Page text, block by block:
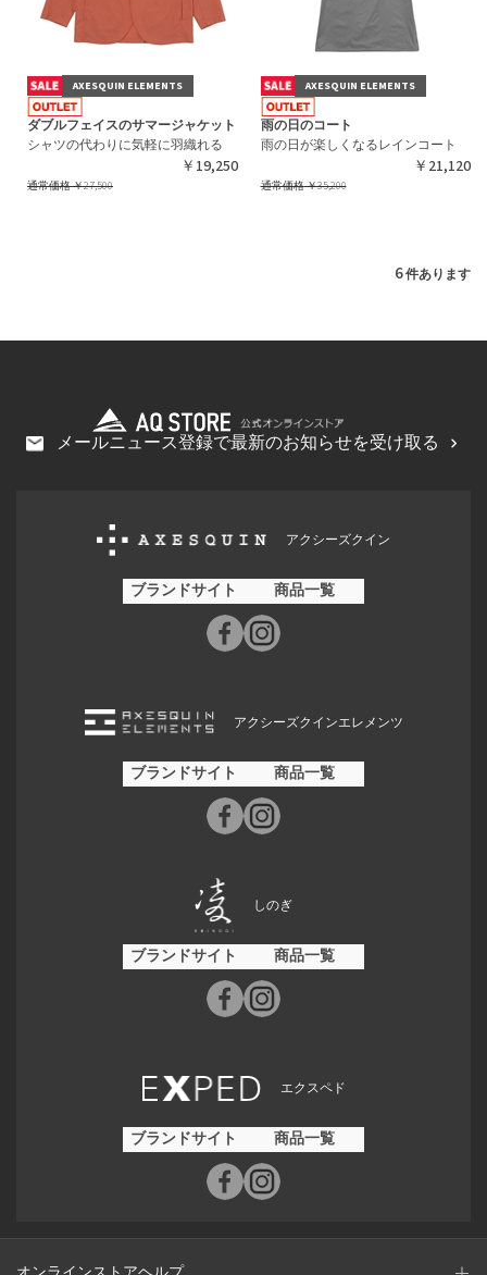
AXESQUIN ELEMENTS
ダブルフェイスのサマージャケット
シャツの代わりに気軽に羽織れる
￥19,250
通常価格￥27,500
AXESQUIN ELEMENTS
雨の日のコート
雨の日が楽しくなるレインコート
￥21,120
通常価格￥35,200
6件あります
メールニュース登録で最新のお知らせを受け取る
アクシーズクイン
ブランドサイト 商品一覧
アクシーズクインエレメンツ
ブランドサイト 商品一覧
しのぎ
ブランドサイト 商品一覧
エクスペド
ブランドサイト 商品一覧